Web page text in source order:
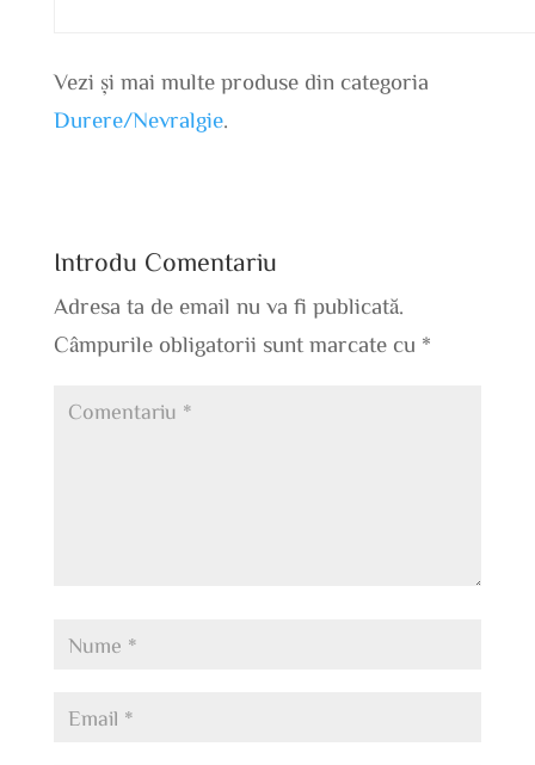
Vezi și mai multe produse din categoria
Durere/Nevralgie.
Introdu Comentariu
Adresa ta de email nu va fi publicată.
Câmpurile obligatorii sunt marcate cu *